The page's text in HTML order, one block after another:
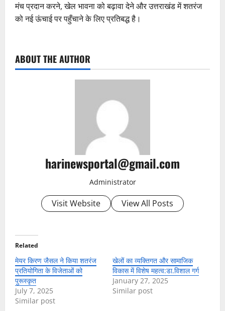
मंच प्रदान करने, खेल भावना को बढ़ावा देने और उत्तराखंड में शतरंज
को नई ऊंचाई पर पहुँचाने के लिए प्रतिबद्ध है।
ABOUT THE AUTHOR
harinewsportal@gmail.com
Administrator
Visit Website View All Posts
Related
मेयर किरण जैसल ने किया शतरंज
प्रतियोगिता के विजेताओं को
पुरूस्कृत
July 7, 2025
Similar post
खेलों का व्यक्तिगत और सामाजिक
विकास में विशेष महत्व:डा.विशाल गर्ग
January 27, 2025
Similar post